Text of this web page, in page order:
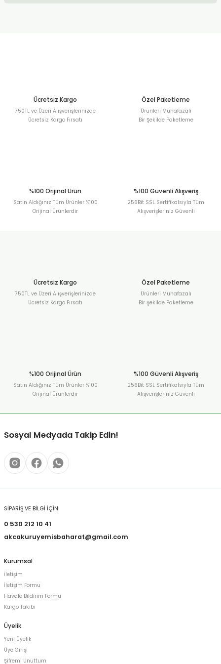
Ücretsiz Kargo
750TL ve Üzeri Alışverişlerinizde
Ücretsiz Kargo Fırsatı
Özel Paketleme
Ürünleri Muhafazalı
Bir Şekilde Paketleme
%100 Orijinal Ürün
Satın Aldığınız Tüm Ürünler %100
Orijinal Ürünlerdir
%100 Güvenli Alışveriş
256Bit SSL Sertifikalsıyla Tüm
Alışverişleriniz Güvenli
Ücretsiz Kargo
750TL ve Üzeri Alışverişlerinizde
Ücretsiz Kargo Fırsatı
Özel Paketleme
Ürünleri Muhafazalı
Bir Şekilde Paketleme
%100 Orijinal Ürün
Satın Aldığınız Tüm Ürünler %100
Orijinal Ürünlerdir
%100 Güvenli Alışveriş
256Bit SSL Sertifikalsıyla Tüm
Alışverişleriniz Güvenli
Sosyal Medyada Takip Edin!
SİPARİŞ VE BİLGİ İÇİN
0 530 212 10 41
akcakuruyemisbaharat@gmail.com
Kurumsal
İletişim
İletişim Formu
Havale Bildirim Formu
Kargo Takibi
Üyelik
Yeni Üyelik
Üye Girişi
Şifremi Unuttum